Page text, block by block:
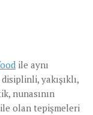
ile aynı
yakışıklı,
nunasının
olan tepişmeleri